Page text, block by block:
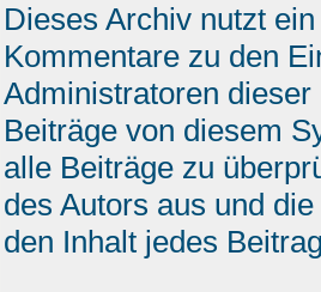
Dieses Archiv nutzt
Kommentare zu den
Administratoren
Beiträge von diesem
alle Beiträge zu
des Autors aus und
den Inhalt jedes